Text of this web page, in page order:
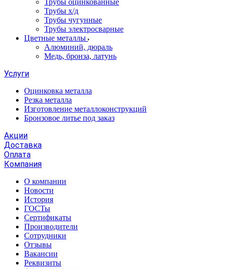
Трубы оцинкованные
Трубы х/д
Трубы чугунные
Трубы электросварные
Цветные металлы
Алюминий, дюраль
Медь, бронза, латунь
Услуги
Оцинковка металла
Резка металла
Изготовление металлоконструкций
Бронзовое литье под заказ
Акции
Доставка
Оплата
Компания
О компании
Новости
История
ГОСТы
Сертификаты
Производители
Сотрудники
Отзывы
Вакансии
Реквизиты